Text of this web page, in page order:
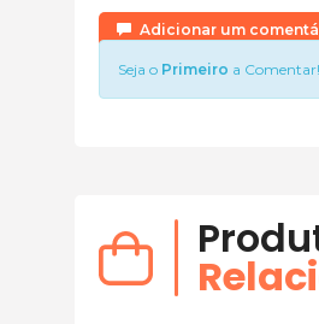
Adicionar um
Seja o Primeiro a Comentar!